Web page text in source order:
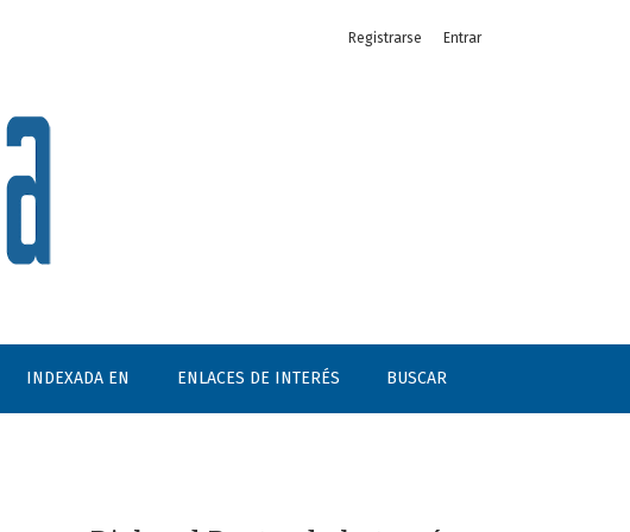
Registrarse Entrar
INDEXADA EN ENLACES DE INTERÉS BUSCAR